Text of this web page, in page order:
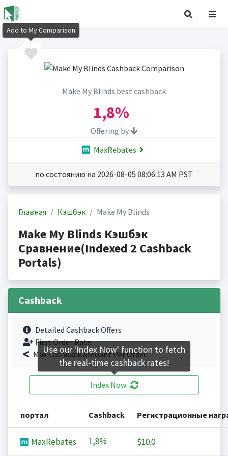
Make My Blinds best cashback
1,8%
Offering by
MaxRebates
по состоянию на 2026-08-05 08:06:13 AM PST
Главная Кэшбэк Make My Blinds
Make My Blinds Кэшбэк
Сравнение(Indexed 2 Cashback
Portals)
Cashback
Detailed Cashback Offers
First Order Rate.
Max Cashback Amount Per Order.
Index Now
портал Cashback Регистрационные
MaxRebates 1,8% $10.0
Add to My Comparison
Use our 'Index Now' function to fetch
the real-time cashback rates!